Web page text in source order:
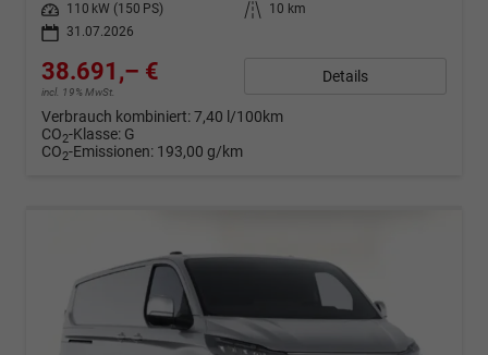
Leistung
110 kW (150 PS) Kilometerstand
10 km
31.07.2026
38.691,– €
incl. 19% MwSt.
Details
Verbrauch kombiniert:7,40 l/100km
CO2-Klasse: G
CO2-Emissionen: 193,00 g/km